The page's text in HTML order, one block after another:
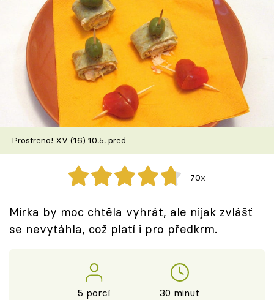
Recepty
Články
TV Program
Škola vaření
Recepty z TV
Speciál: Cuketa
Sledujte prima+
Prostreno! XV (16) 10.5. pred
70x
Mirka by moc chtěla vyhrát, ale nijak zvlášť
se nevytáhla, což platí i pro předkrm.
5 porcí 30 minut